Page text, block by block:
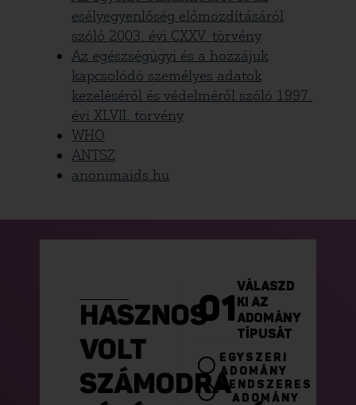
esélyegyenlőség előmozdításáról
szóló 2003. évi CXXV. törvény
Az egészségügyi és a hozzájuk
kapcsolódó személyes adatok
kezeléséről és védelméről szóló 1997.
évi XLVII. törvény
WHO
ANTSZ
anonimaids.hu
HASZNOS
VOLT
SZÁMODRA
01
VÁLASZD
KI AZ
ADOMÁNY
TÍPUSÁT
EGYSZERI
ADOMÁNY
RENDSZERES
ADOMÁNY